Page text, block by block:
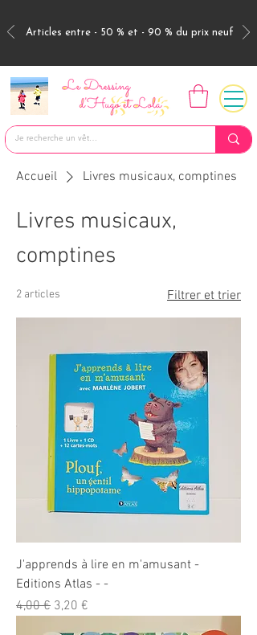
Articles entre - 50 % et - 90 % du prix neuf
Accueil Livres musicaux, comptines
Livres musicaux,
comptines
2 articles Filtrer et trier
J'apprends à lire en m'amusant -
Editions Atlas - -
Prix original
4,00 € Prix promotionnel
3,20 €